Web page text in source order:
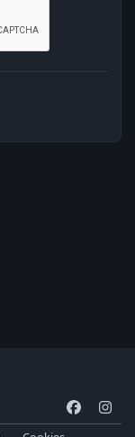
a
n